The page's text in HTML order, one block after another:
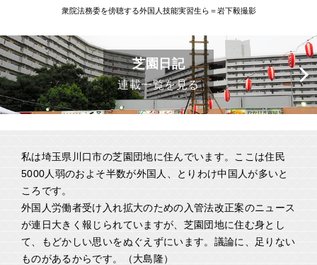
衆院法務委を傍聴する外国人技能実習生ら＝岩下毅撮影
芝園日記
連載一覧を見る
私は埼玉県川口市の芝園団地に住んでいます。ここは住民
5000人弱のおよそ半数が外国人、とりわけ中国人が多いと
ころです。
外国人労働者受け入れ拡大のための入管法改正案のニュース
が連日大きく報じられていますが、芝園団地に住む身とし
て、もどかしい思いをぬぐえずにいます。議論に、足りない
ものがあるからです。（大島隆）